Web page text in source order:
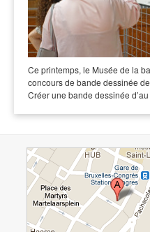
Ce printemps, le Musée de la
concours de bande dessinée
Créer une bande dessinée